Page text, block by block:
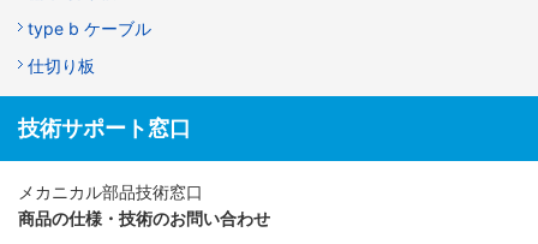
type b ケーブル
仕切り板
技術サポート窓口
メカニカル部品技術窓口
商品の仕様・技術のお問い合わせ